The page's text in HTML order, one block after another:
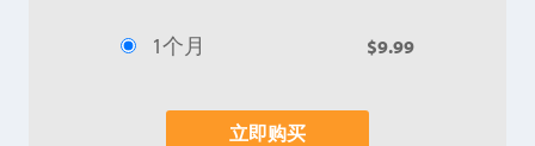
1个月 $9.99
立即购买